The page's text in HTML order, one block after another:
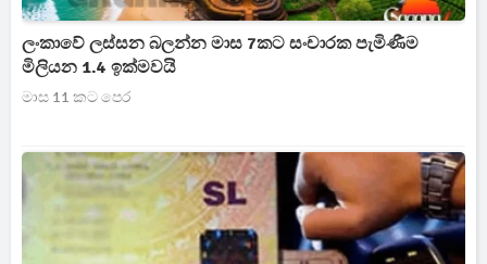
ලංකාවේ ලස්සන බලන්න මාස 7කට සංචාරක පැමිණීම
මිලියන 1.4 ඉක්මවයි
මාස 11 කට පෙර